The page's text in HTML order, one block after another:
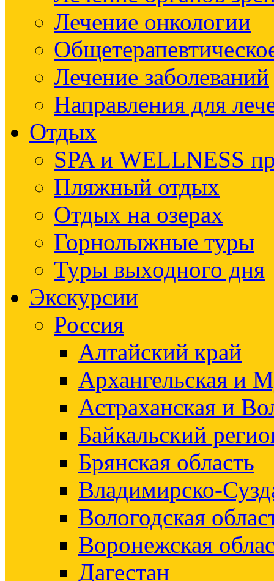
Лечение онкологии
Лечение заболеваний
Направления для
Отдых
SPA и WELLNESS
Пляжный отдых
Отдых на озерах
Горнолыжные туры
Туры выходного дня
Экскурсии
Россия
Алтайский край
Архангельская и
Астраханская и
Байкальский
Брянская область
Владимирско-
Вологодская
Воронежская
Дагестан